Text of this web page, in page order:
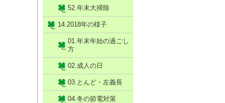
52.年末大掃除
14.2018年の様子
01.年末年始の過ごし
方
02.成人の日
03.とんど・左義長
04.冬の節電対策